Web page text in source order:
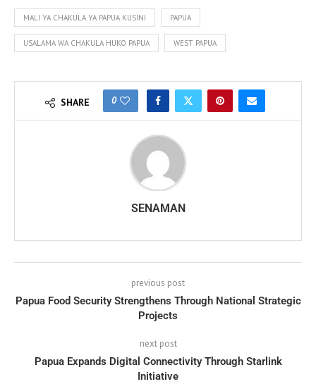
MALI YA CHAKULA YA PAPUA KUSINI PAPUA
USALAMA WA CHAKULA HUKO PAPUA WEST PAPUA
SHARE 0
SENAMAN
previous post
Papua Food Security Strengthens Through National Strategic
Projects
next post
Papua Expands Digital Connectivity Through Starlink
Initiative